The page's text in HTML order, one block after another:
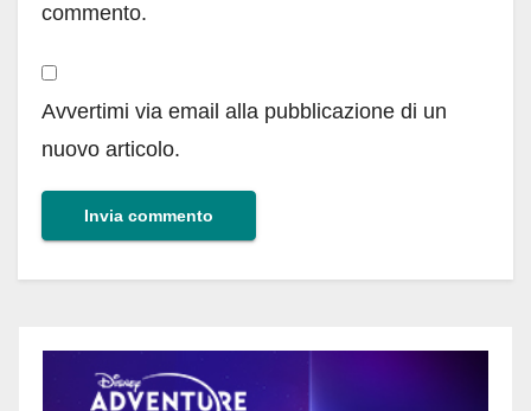
commento.
Avvertimi via email alla pubblicazione di un
nuovo articolo.